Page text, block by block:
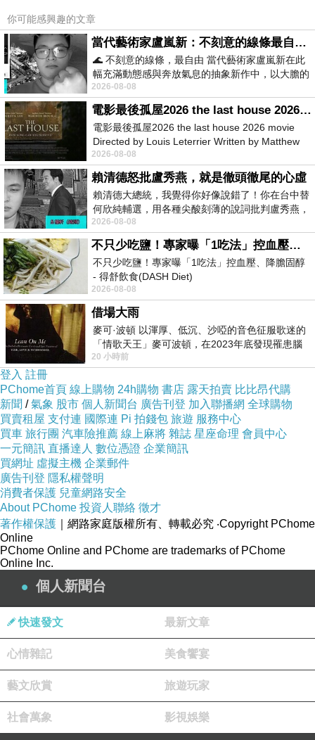
買證書|買畢業證書|買假畢
書製作|買學歷|買學位|文
買TOEIC|買多
買證書|買畢業證書|買假畢
書製作|買學歷|買學位|文
買TOEIC|買多
買證書|買畢業證書|買假畢
書製作|買學歷|買學位|文
買TOEIC|買多
你可能感興趣的文章
當代藝術家盧嵐新：不刻意的線條最自由，讓色彩流動、筆觸自己說話
🌊 不刻意的線條，最自由 當代藝術家盧嵐新在此
幅充滿動態感與奔放氣息的抽象新作中，以大膽的
藍色顏料在白色畫布上揮灑、壓印與流淌
2026-08-08
電影最後孤屋2026 the last house 2026 movie
電影最後孤屋2026 the last house 2026 movie
Directed by Louis Leterrier Written by Matthew
Robinson Starring Greta Lee Wa
2026-08-08
賴清德怒批盧秀燕，就是徹頭徹尾的心虛
賴清德大總統，我覺得你好像說錯了！你在台中替
何欣純輔選，用各種尖酸刻薄的說詞批判盧秀燕，
罵她施政滿意度輸給陳其邁，甚至還說盧
2026-08-08
不只少吃鹽！專家曝「1吃法」控血壓、降膽固醇 - 得舒飲食(DASH Diet)
不只少吃鹽！專家曝「1吃法」控血壓、降膽固醇
- 得舒飲食(DASH Diet)
https://www.facebook.com/dietitiansophia/
posts/157966
2026-08-08
借場大雨
麥可·波頓 以渾厚、低沉、沙啞的音色征服歌迷的
「情歌天王」麥可波頓，在2023年底發現罹患腦
瘤「祈禱早日康復，一切都好」。
20 小時前
登入 註冊
PChome首頁 線上購物 24h購物 書店 露天拍賣 比比昂代購
新聞 /氣象 股市 個人新聞台 廣告刊登 加入聯播網 全球購物
買賣租屋 支付連 國際連 Pi 拍錢包 旅遊 服務中心
買車 旅行團 汽車險推薦 線上麻將 雜誌 星座命理 會員中心
一元簡訊 直播達人 數位憑證 企業簡訊
買網址 虛擬主機 企業郵件
廣告刊登 隱私權聲明
消費者保護 兒童網路安全
About PChome 投資人聯絡 徵才
著作權保護 ｜網路家庭版權所有、轉載必究 ‧Copyright PChome
Online
PChome Online and PChome are trademarks of PChome
Online Inc.
個人新聞台
快速發文 最新文章
心情雜記 美食饗宴
藝文欣賞 旅遊玩家
社會萬象 影視娛樂